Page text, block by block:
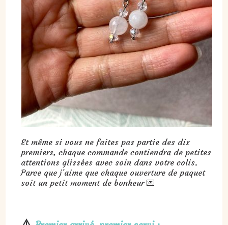
Et même si vous ne faites pas partie des dix
premiers, chaque commande contiendra de petites
attentions glissées avec soin dans votre colis.
Parce que j’aime que chaque ouverture de paquet
soit un petit moment de bonheur 💌